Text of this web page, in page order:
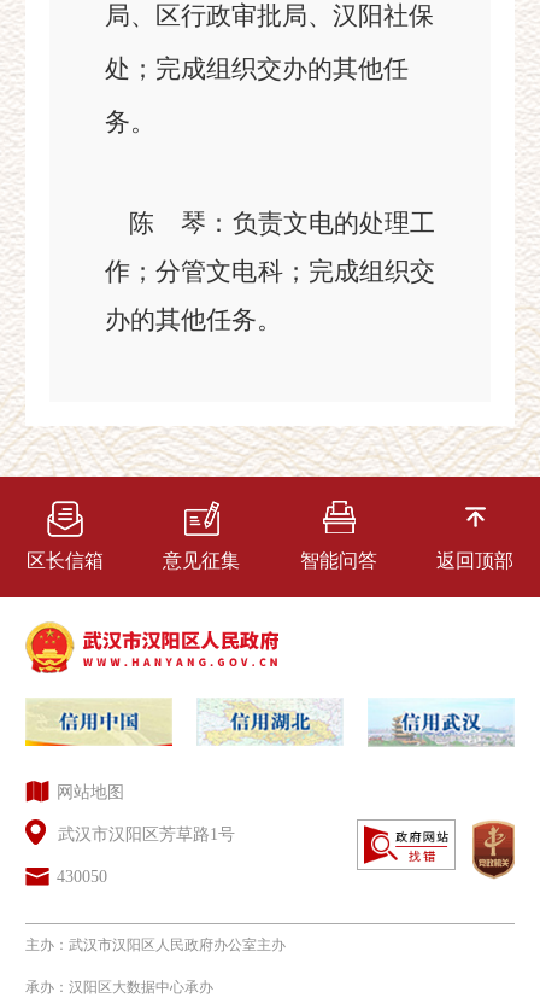
局、区行政审批局、汉阳社保
处； 完成组织交办的其他任
务。
陈 琴 ： 负责文电的处理工
作 ；分管文电科； 完成组织交
办的其他任务。
区长信箱 意见征集 智能问答 返回顶部
网站地图
武汉市汉阳区芳草路1号
430050
主办：武汉市汉阳区人民政府办公室主办
承办：汉阳区大数据中心承办